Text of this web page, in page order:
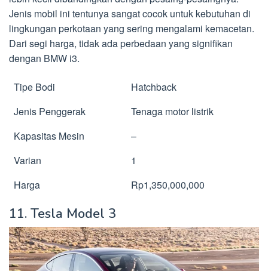
Jenis mobil ini tentunya sangat cocok untuk kebutuhan di
lingkungan perkotaan yang sering mengalami kemacetan.
Dari segi harga, tidak ada perbedaan yang signifikan
dengan BMW i3.
Tipe Bodi
Hatchback
Jenis Penggerak
Tenaga motor listrik
Kapasitas Mesin
–
Varian
1
Harga
Rp1,350,000,000
11. Tesla Model 3